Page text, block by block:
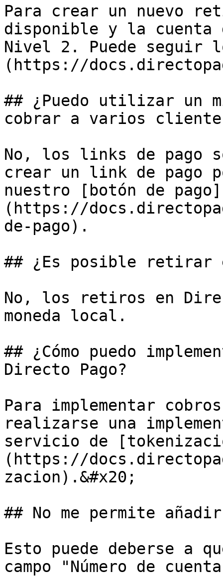
Para crear un nuevo
disponible y la cuenta
Nivel 2. Puede seguir
(https://
## ¿Puedo utilizar un
cobrar a varios
No, los links de pago
crear un link de
nuestro [botón de pago]
(https://
de-pago).
## ¿Es posible retirar
No, los retiros en
moneda local.
## ¿Cómo puedo
Directo Pago?
Para implementar
realizarse una
servicio de
(https://
zacion).&#x20;
## No me permite
Esto puede deberse a
campo "Número de